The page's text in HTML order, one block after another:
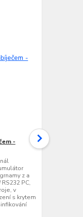
-
z a
PC,
v
s krytem